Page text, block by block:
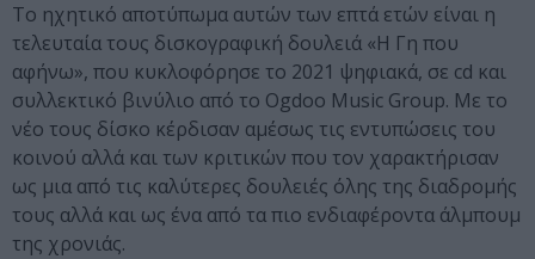
To ηχητικό αποτύπωμα αυτών των επτά ετών είναι η
τελευταία τους δισκογραφική δουλειά «Η Γη που
αφήνω», που κυκλοφόρησε το 2021 ψηφιακά, σε cd και
συλλεκτικό βινύλιο από το Ogdoo Music Group. Με το
νέο τους δίσκο κέρδισαν αμέσως τις εντυπώσεις του
κοινού αλλά και των κριτικών που τον χαρακτήρισαν
ως μια από τις καλύτερες δουλειές όλης της διαδρομής
τους αλλά και ως ένα από τα πιο ενδιαφέροντα άλμπουμ
της χρονιάς.